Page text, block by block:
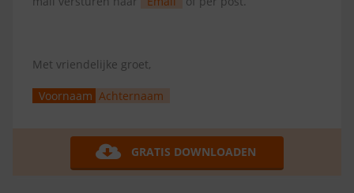
Met vriendelijke groet,
Voornaam Achternaam
GRATIS DOWNLOADEN